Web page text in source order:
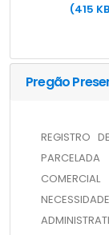
(415
Pregão
REGISTRO